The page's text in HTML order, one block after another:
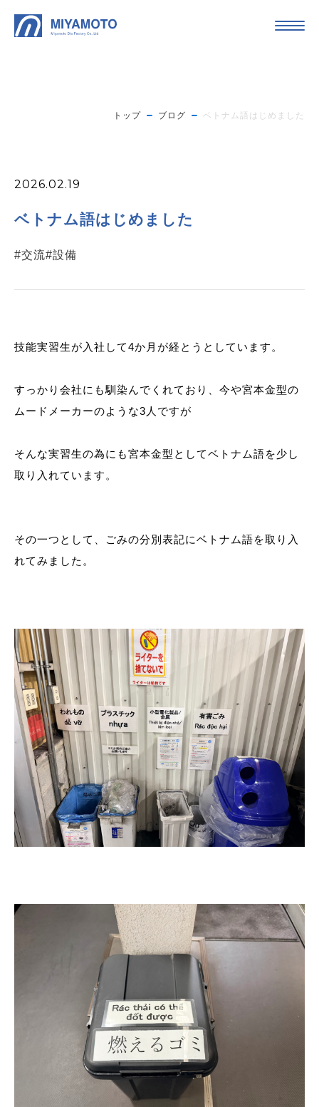
トップ ブログ ベトナム語はじめました
2026.02.19
ベトナム語はじめました
#交流#設備
技能実習生が入社して4か月が経とうとしています。
すっかり会社にも馴染んでくれており、今や宮本金型の
ムードメーカーのような3人ですが
そんな実習生の為にも宮本金型としてベトナム語を少し
取り入れています。
その一つとして、ごみの分別表記にベトナム語を取り入
れてみました。